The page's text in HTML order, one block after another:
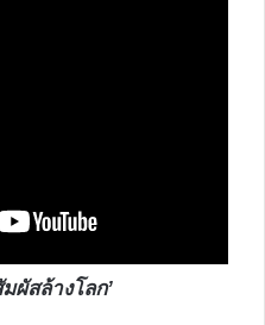
ผัสล้างโลก’